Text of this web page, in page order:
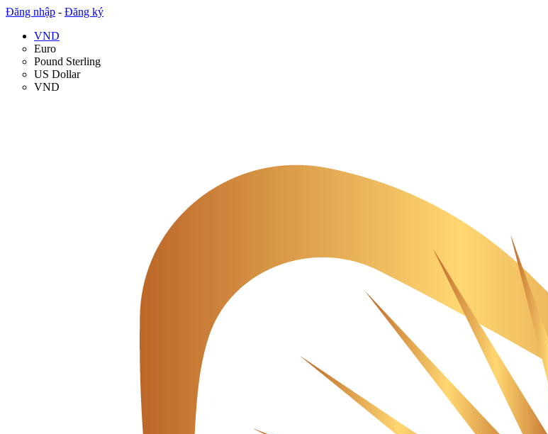
Đăng nhập - Đăng ký
VND
Euro
Pound Sterling
US Dollar
VND